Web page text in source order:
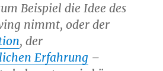
Beispiel die Idee des
nimmt, oder der
, der
Erfahrung –